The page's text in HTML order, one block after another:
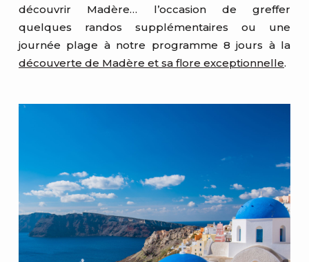
découvrir Madère… l’occasion de greffer
quelques randos supplémentaires ou une
journée plage à notre programme 8 jours à la
découverte de Madère et sa flore exceptionnelle.